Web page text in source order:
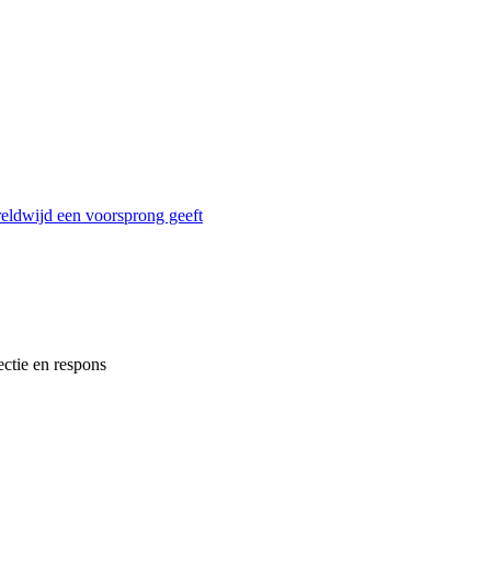
een voorsprong geeft
en respons